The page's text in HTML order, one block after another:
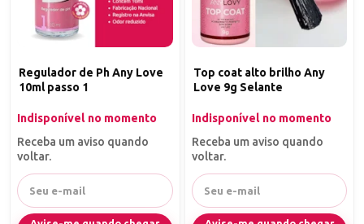
Regulador de Ph Any Love
10ml passo 1
Indisponível no momento
Receba um aviso quando
voltar.
Top coat alto brilho Any
Love 9g Selante
Indisponível no momento
Receba um aviso quando
voltar.